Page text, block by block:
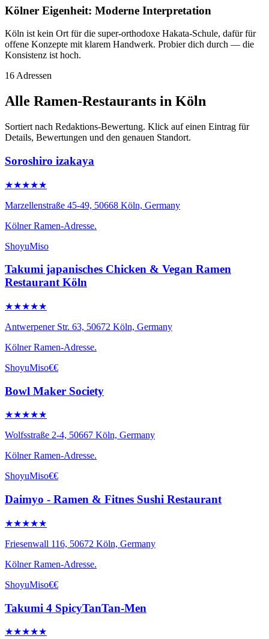
Kölner Eigenheit: Moderne Interpretation
Köln ist kein Ort für die super-orthodoxe Hakata-Schule, dafür für
offene Konzepte mit klarem Handwerk. Probier dich durch — die
Konsistenz ist hoch.
16 Adressen
Alle Ramen-Restaurants in Köln
Sortiert nach Redaktions-Bewertung. Klick auf einen Eintrag für
Details, Bewertungen und den genauen Standort.
Soroshiro izakaya
★★★★★
Marzellenstraße 45-49, 50668 Köln, Germany
Kölner Ramen-Adresse.
ShoyuMiso
Takumi japanisches Chicken & Vegan Ramen
Restaurant Köln
★★★★★
Antwerpener Str. 63, 50672 Köln, Germany
Kölner Ramen-Adresse.
ShoyuMiso€€
Bowl Maker Society
★★★★★
Wolfsstraße 2-4, 50667 Köln, Germany
Kölner Ramen-Adresse.
ShoyuMiso€€
Daimyo - Ramen & Fitnes Sushi Restaurant
★★★★★
Friesenwall 116, 50672 Köln, Germany
Kölner Ramen-Adresse.
ShoyuMiso€€
Takumi 4 SpicyTanTan-Men
★★★★★